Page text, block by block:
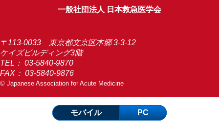
一般社団法人 日本救急医学会
〒113-0033 東京都文京区本郷 3-3-12
ケイズビルディング3階
TEL： 03-5840-9870
FAX： 03-5840-9876
© Japanese Association for Acute Medicine
モバイル PC